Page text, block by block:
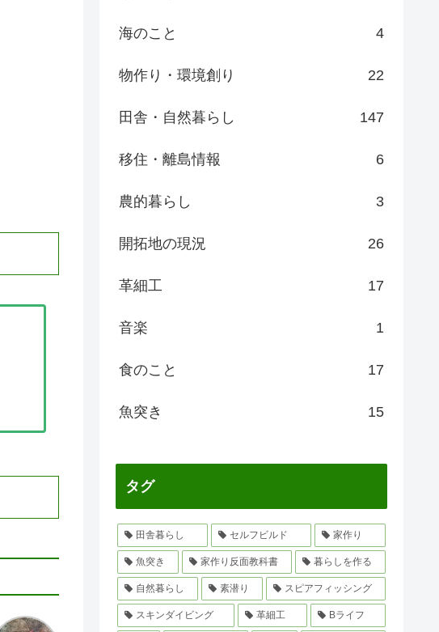
海のこと 4
物作り・環境創り 22
田舎・自然暮らし 147
移住・離島情報 6
農的暮らし 3
開拓地の現況 26
革細工 17
音楽 1
食のこと 17
魚突き 15
タグ
田舎暮らし セルフビルド 家作り
魚突き 家作り反面教科書 暮らしを作る
自然暮らし 素潜り スピアフィッシング
スキンダイビング 革細工 Bライフ